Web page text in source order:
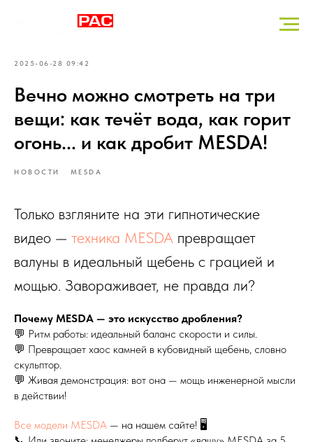
2025-06-28 09:42
Вечно можно смотреть на три
вещи: как течёт вода, как горит
огонь... и как дробит MESDA!
НОВОСТИ MESDA
Только взгляните на эти гипнотические
видео — техника MESDA превращает
валуны в идеальный щебень с грацией и
мощью. Завораживает, не правда ли?
Почему MESDA — это искусство дробления?
💬 Ритм работы: идеальный баланс скорости и силы.
💬 Превращает хаос камней в кубовидный щебень, словно
скульптор.
💬 Живая демонстрация: вот она — мощь инженерной мысли
в действии!
Все модели MESDA — на нашем сайте! 🖥